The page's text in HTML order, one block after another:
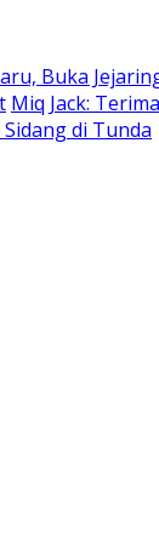
Buka
Miq Jack:
di Tunda